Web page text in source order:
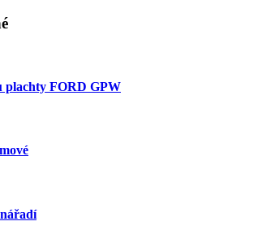
plachty FORD GPW